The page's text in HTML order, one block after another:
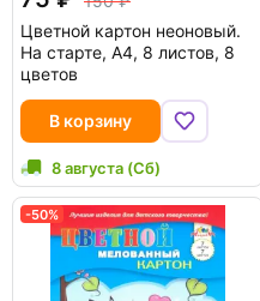
Цветной картон неоновый.
На старте, А4, 8 листов, 8
цветов
В корзину
8 августа (Сб)
-50%